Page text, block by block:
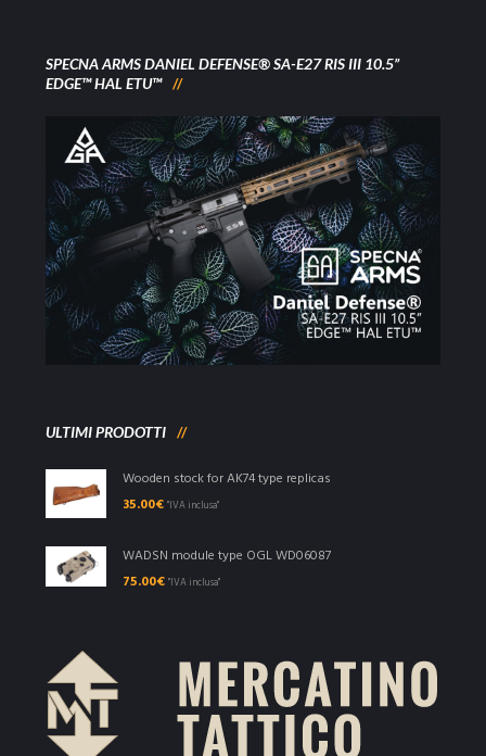
SPECNA ARMS DANIEL DEFENSE® SA-E27 RIS III 10.5”
EDGE™ HAL ETU™
ULTIMI PRODOTTI
Wooden stock for AK74 type replicas
35.00€ "IVA inclusa"
WADSN module type OGL WD06087
75.00€ "IVA inclusa"